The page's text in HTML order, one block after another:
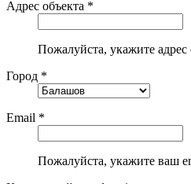
Адрес объекта *
Пожалуйста, укажите адрес
Город *
Email *
Пожалуйста, укажите ваш